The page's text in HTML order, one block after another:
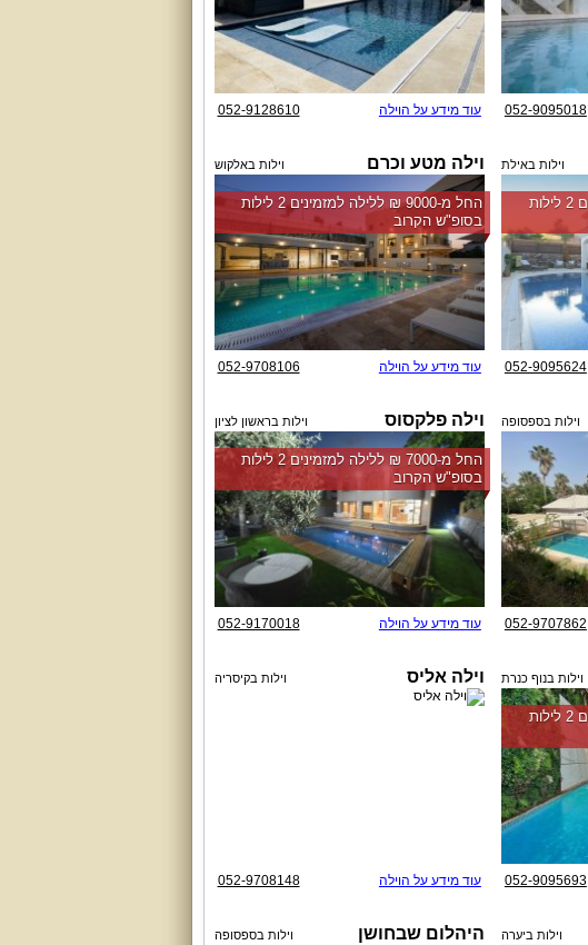
052-9095018 עוד מידע על הוילה 052-9128610
וילות באילת
החל מ-‏7000 ₪ ללילה למזמינים 2 לילות
052-9095624
וילה מטע וכרם וילות באלקוש
החל מ-‏9000 ₪ ללילה למזמינים 2 לילות
בסופ"ש הקרוב
עוד מידע על הוילה 052-9708106
וילות בספסופה
052-9707862
וילה פלקסוס וילות בראשון לציון
החל מ-‏7000 ₪ ללילה למזמינים 2 לילות
בסופ"ש הקרוב
עוד מידע על הוילה 052-9170018
וילות בנוף כנרת
החל מ-‏8500 ₪ ללילה למזמינים 2 לילות
052-9095693
וילה אליס וילות בקיסריה
עוד מידע על הוילה 052-9708148
וילות ביערה היהלום שבחושן וילות בספסופה